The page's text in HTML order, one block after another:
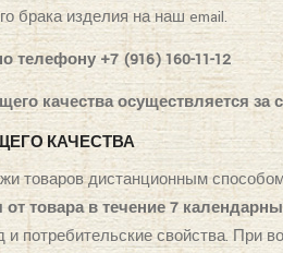
брака изделия на наш email.
+7 (916) 160-11-12
качества осуществляется за
КАЧЕСТВА
товаров дистанционным
от товара в течение 7
потребительские свойства. При